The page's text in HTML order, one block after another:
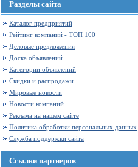
Разделы сайта
Каталог предприятий
Рейтинг компаний - ТОП 100
Деловые предложения
Доска объявлений
Категории объявлений
Скидки и распродажи
Мировые новости
Новости компаний
Реклама на нашем сайте
Политика обработки персональных данных
Служба поддержки сайта
Ссылки партнеров